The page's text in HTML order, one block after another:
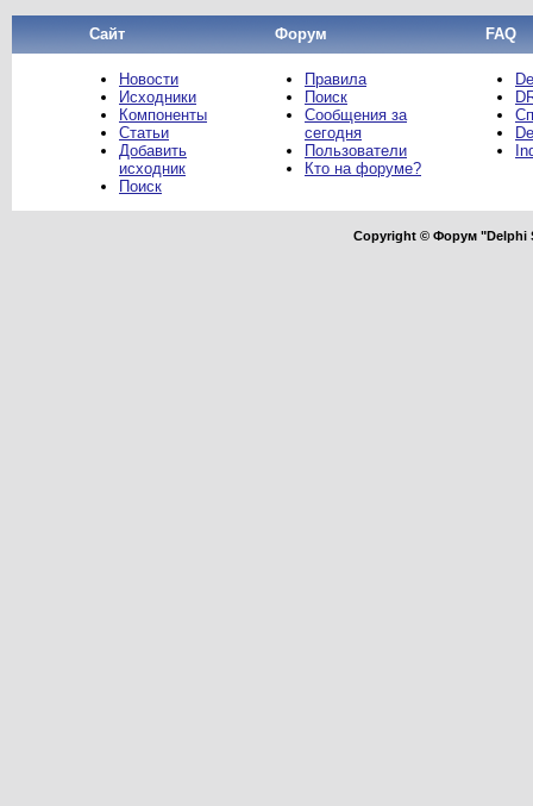
Сайт Форум FAQ
Новости
Исходники
Компоненты
Статьи
Добавить
исходник
Поиск
Правила
Поиск
Сообщения за
сегодня
Пользователи
Кто на форуме?
Copyright © Форум "Delphi